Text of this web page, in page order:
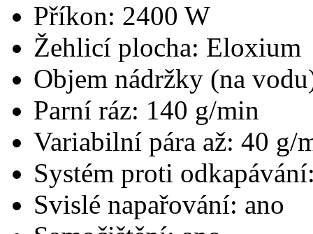
Příkon: 2400 W
Žehlicí plocha: Eloxium
Objem nádržky (na
Parní ráz: 140 g/min
Variabilní pára až: 40 g/
Systém proti
Svislé napařování: ano